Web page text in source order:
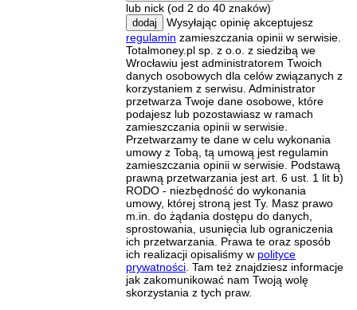
lub nick (od 2 do 40 znaków)
dodaj
Wysyłając opinię akceptujesz
regulamin zamieszczania opinii w serwisie.
Totalmoney.pl sp. z o.o. z siedzibą we
Wrocławiu jest administratorem Twoich
danych osobowych dla celów związanych z
korzystaniem z serwisu. Administrator
przetwarza Twoje dane osobowe, które
podajesz lub pozostawiasz w ramach
zamieszczania opinii w serwisie.
Przetwarzamy te dane w celu wykonania
umowy z Tobą, tą umową jest regulamin
zamieszczania opinii w serwisie. Podstawą
prawną przetwarzania jest art. 6 ust. 1 lit b)
RODO - niezbędność do wykonania
umowy, której stroną jest Ty. Masz prawo
m.in. do żądania dostępu do danych,
sprostowania, usunięcia lub ograniczenia
ich przetwarzania. Prawa te oraz sposób
ich realizacji opisaliśmy w polityce
prywatności . Tam też znajdziesz informacje
jak zakomunikować nam Twoją wolę
skorzystania z tych praw.